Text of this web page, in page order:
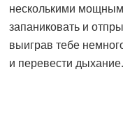
несколькими
запаниковать и
выиграв тебе
и перевести дыхание.